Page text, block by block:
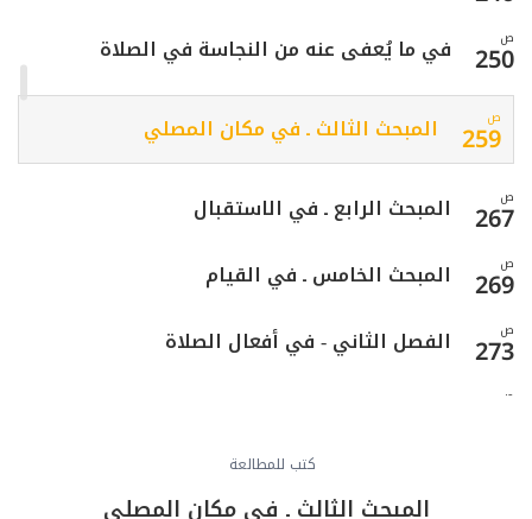
كتب للمطالعة
المبحث الثالث ـ في مكان المصلي
ص
250 في ما يُعفى عنه من النجاسة في الصلاة
ص
259 المبحث الثالث ـ في مكان المصلي
ص
267 المبحث الرابع ـ في الاستقبال
ص
269 المبحث الخامس ـ في القيام
ص
273 الفصل الثاني - في أفعال الصلاة
ص